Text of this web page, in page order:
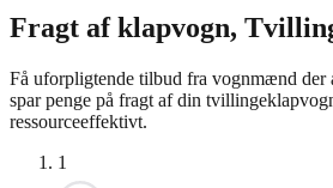
Fragt af klapvogn,
Få uforpligtende tilbud fra vognmænd der
spar penge på fragt af din
ressourceeffektivt.
1